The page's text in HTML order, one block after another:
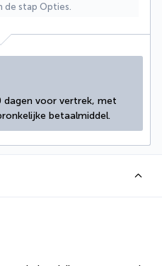
de stap Opties.
voor vertrek, met
betaalmiddel.